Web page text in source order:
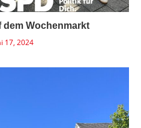
dem Wochenmarkt
17, 2024